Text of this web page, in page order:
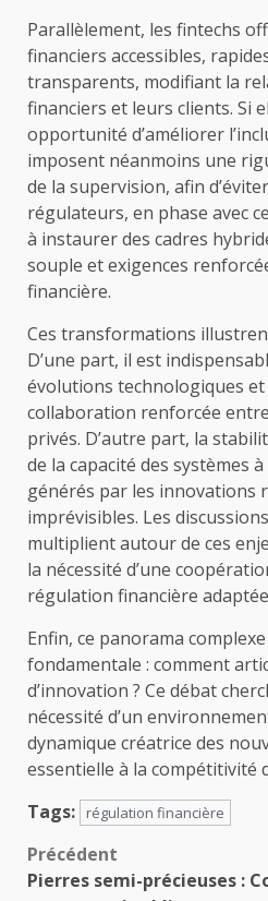
Parallèlement, les fintechs
financiers accessibles,
transparents, modifiant la
financiers et leurs clients. Si
opportunité d’améliorer
imposent néanmoins une
de la supervision, afin
régulateurs, en phase avec
à instaurer des cadres
souple et exigences
financière.
Ces transformations
D’une part, il est
évolutions technologiques et
collaboration renforcée
privés. D’autre part, la
de la capacité des systèmes
générés par les innovations
imprévisibles. Les
multiplient autour de ces
la nécessité d’une
régulation financière adaptée
Enfin, ce panorama
fondamentale : comment
d’innovation ? Ce débat
nécessité d’un
dynamique créatrice des
essentielle à la compétitivité
Tags:
régulation financière
Navigation
Précédent
Pierres semi-précieuses :